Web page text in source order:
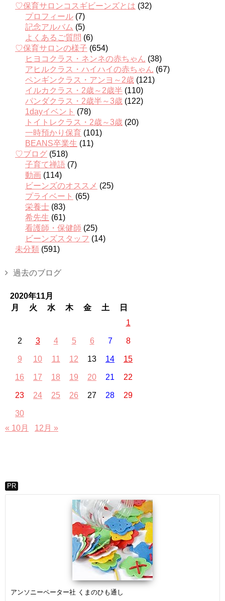
♡保育サロンコスギビーンズとは (32)
プロフィール (7)
記念アルバム (5)
よくあるご質問 (6)
♡保育サロンの様子 (654)
ヒヨコクラス・ネンネの赤ちゃん (38)
アヒルクラス・ハイハイの赤ちゃん (67)
ペンギンクラス・アンヨ～2歳 (121)
イルカクラス・2歳～2歳半 (110)
パンダクラス・2歳半～3歳 (122)
1dayイベント (78)
トイトレクラス・2歳～3歳 (20)
一時預かり保育 (101)
BEANS卒業生 (11)
♡ブログ (518)
子育て禅語 (7)
動画 (114)
ビーンズのオススメ (25)
プライベート (65)
栄養士 (83)
希先生 (61)
看護師・保健師 (25)
ビーンズスタッフ (14)
未分類 (591)
過去のブログ
2020年11月
月
火 水 木 金 土
日
1
2 3 4 5 6 7 8
9 10 11 12 13 14 15
16 17 18 19 20 21 22
23 24 25 26 27 28 29
30
« 10月
12月 »
PR
アンソニーペーター社 くまのひも通し